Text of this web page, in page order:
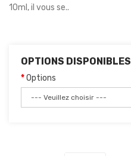
10ml, il vous se..
OPTIONS DISPONIBLES
Options